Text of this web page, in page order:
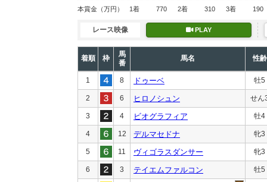
本賞金 （万円） 1着 770 2着 310 3着 190
レース映像 PLAY
着順 枠
馬
番
馬名 性齢
1 8 ドゥーベ 牡5
2 6 ヒロノシュン せん
3 4 ビオグラフィア 牡4
4 12 デルマセドナ 牝3
5 11 ヴィゴラスダンサー 牝3
6 3 テイエムファルコン 牡5